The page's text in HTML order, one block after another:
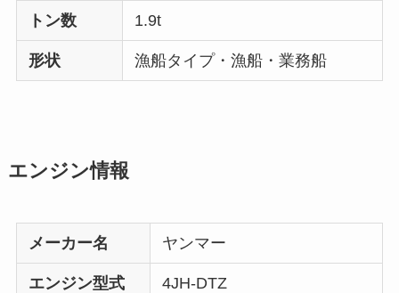
トン数 1.9t
形状 漁船タイプ・漁船・業務船
エンジン情報
メーカー名 ヤンマー
エンジン型式 4JH-DTZ